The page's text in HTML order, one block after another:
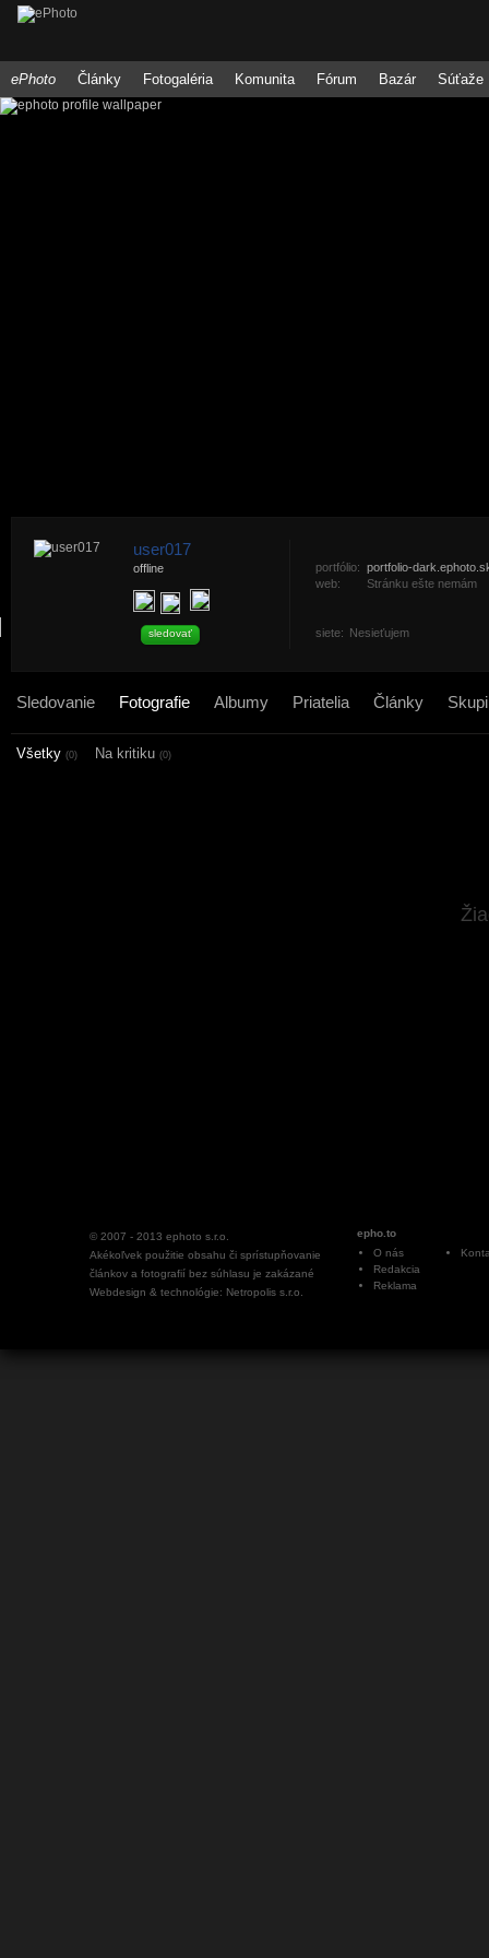
ePhoto Články Fotogaléria Komunita Fórum Bazár Súťaže
user017
offline
sledovať
portfólio: portfolio-
web:
Stránku ešte nemám
siete: Nesieťujem
Sledovanie Fotografie Albumy Priatelia Články
Všetky (0) Na kritiku (0)
© 2007 - 2013 ephoto s.r.o.
Akékoľvek použitie obsahu či sprístupňovanie
článkov a fotografií bez súhlasu je zakázané
Webdesign & technológie: Netropolis s.r.o.
epho.to
O nás
Redakcia
Reklama